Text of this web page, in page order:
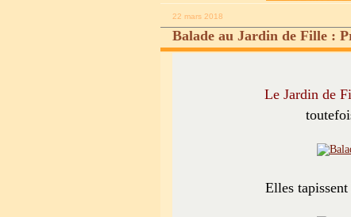
22 mars 2018
Balade au Jardin de Fille :
Le Jardin de
Elles